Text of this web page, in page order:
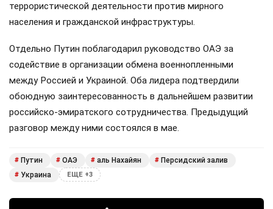
террористической деятельности против мирного
населения и гражданской инфраструктуры.
Отдельно Путин поблагодарил руководство ОАЭ за
содействие в организации обмена военнопленными
между Россией и Украиной. Оба лидера подтвердили
обоюдную заинтересованность в дальнейшем развитии
российско-эмиратского сотрудничества. Предыдущий
разговор между ними состоялся в мае.
# Путин # ОАЭ # аль Нахайян # Персидский залив
# Украина ЕЩЕ +3